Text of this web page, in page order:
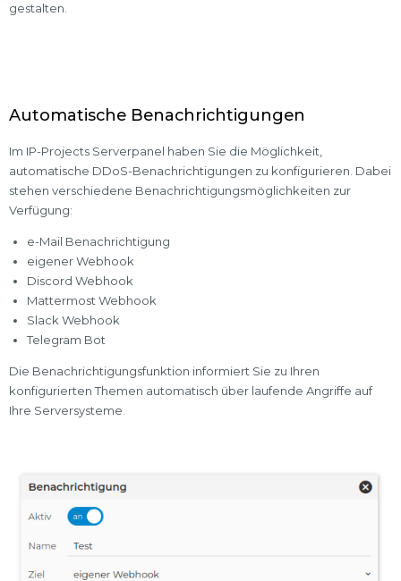
gestalten.
Automatische Benachrichtigungen
Im IP-Projects Serverpanel haben Sie die Möglichkeit,
automatische DDoS-Benachrichtigungen zu konfigurieren. Dabei
stehen verschiedene Benachrichtigungsmöglichkeiten zur
Verfügung:
e-Mail Benachrichtigung
eigener Webhook
Discord Webhook
Mattermost Webhook
Slack Webhook
Telegram Bot
Die Benachrichtigungsfunktion informiert Sie zu Ihren
konfigurierten Themen automatisch über laufende Angriffe auf
Ihre Serversysteme.